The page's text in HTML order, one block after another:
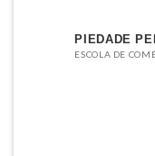
PIEDADE
ESCOLA DE